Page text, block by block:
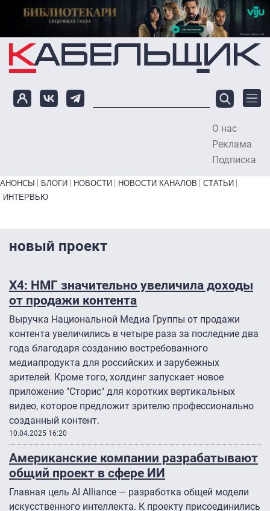
Перейти к основному содержанию
О нас
Реклама
Подписка
Primary links bottom
АНОНСЫ БЛОГИ НОВОСТИ НОВОСТИ КАНАЛОВ
СТАТЬИ
ИНТЕРВЬЮ
новый проект
Х4: НМГ значительно увеличила доходы
от продажи контента
Выручка Национальной Медиа Группы от продажи
контента увеличились в четыре раза за последние два
года благодаря созданию востребованного
медиапродукта для российских и зарубежных
зрителей. Кроме того, холдинг запускает новое
приложение "Сторис" для коротких вертикальных
видео, которое предложит зрителю профессионально
созданный контент.
10.04.2025 16:20
Американские компании разрабатывают
общий проект в сфере ИИ
Главная цель AI Alliance — разработка общей модели
искусственного интеллекта. К проекту присоединились